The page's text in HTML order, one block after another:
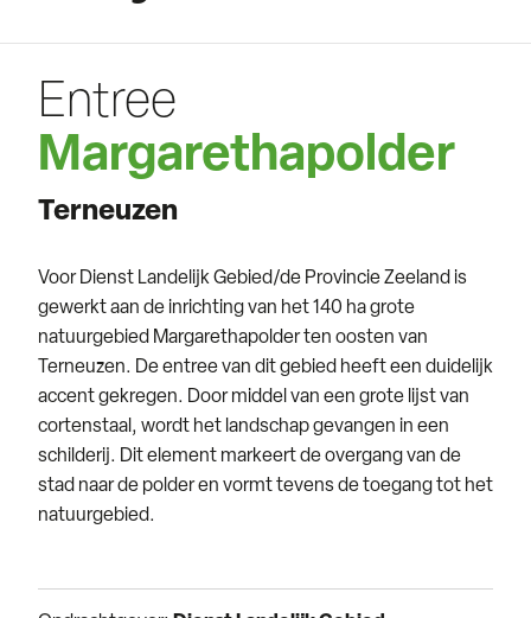
Entree
Margarethapolder
Terneuzen
Voor Dienst Landelijk Gebied/de Provincie Zeeland is
gewerkt aan de inrichting van het 140 ha grote
natuurgebied Margarethapolder ten oosten van
Terneuzen. De entree van dit gebied heeft een duidelijk
accent gekregen. Door middel van een grote lijst van
cortenstaal, wordt het landschap gevangen in een
schilderij. Dit element markeert de overgang van de
stad naar de polder en vormt tevens de toegang tot het
natuurgebied.